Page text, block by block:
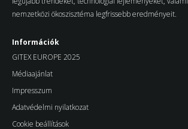
nemzetközi ökoszisztéma legfrissebb eredményeit.
Információk
GITEX EUROPE 2025
Médiaajánlat
Impresszum
Adatvédelmi nyilatkozat
Cookie beállítások